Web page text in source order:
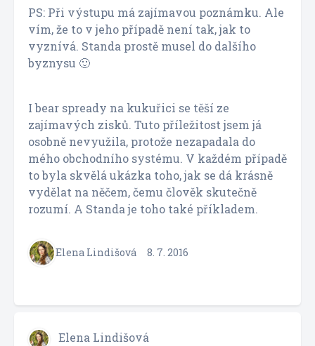
PS: Při výstupu má zajímavou poznámku. Ale
vím, že to v jeho případě není tak, jak to
vyznívá. Standa prostě musel do dalšího
byznysu 🙂
I bear spready na kukuřici se těší ze
zajímavých zisků. Tuto příležitost jsem já
osobně nevyužila, protože nezapadala do
mého obchodního systému. V každém případě
to byla skvělá ukázka toho, jak se dá krásně
vydělat na něčem, čemu člověk skutečně
rozumí. A Standa je toho také příkladem.
Elena Lindišová 8. 7. 2016
Elena Lindišová